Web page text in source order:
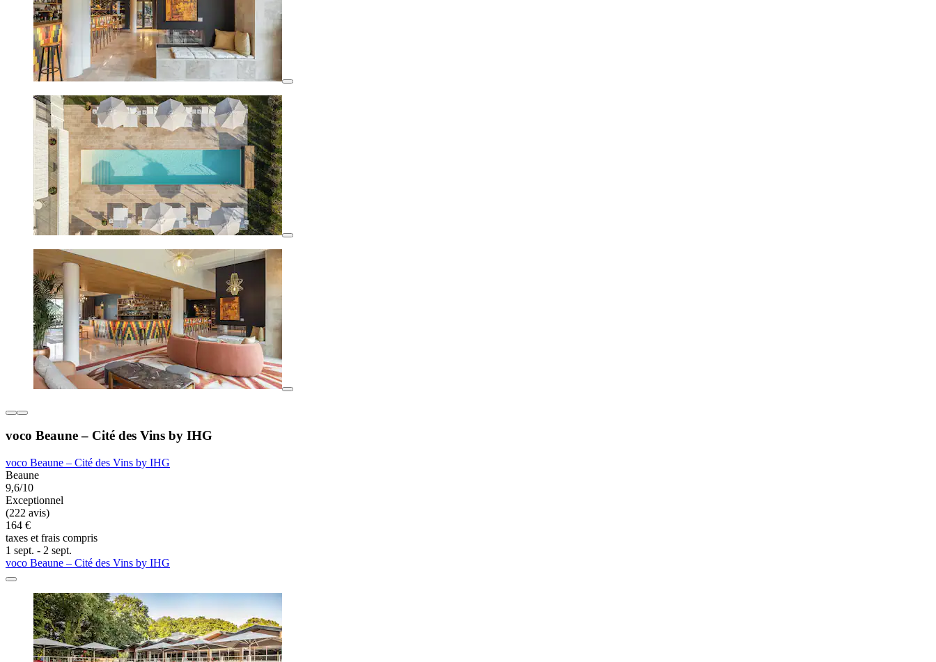
voco Beaune – Cité des Vins by IHG
voco Beaune – Cité des Vins by IHG
Beaune
9,6/10
Exceptionnel
(222 avis)
164 €
taxes et frais compris
1 sept. - 2 sept.
voco Beaune – Cité des Vins by IHG